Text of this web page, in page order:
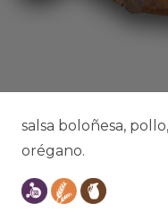
salsa boloñesa,
orégano.